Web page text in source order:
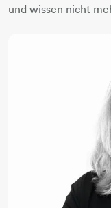
und wissen nicht